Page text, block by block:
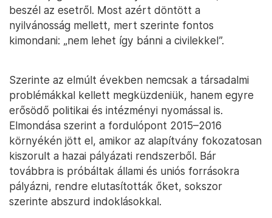
beszél az esetről. Most azért döntött a
nyilvánosság mellett, mert szerinte fontos
kimondani: „nem lehet így bánni a civilekkel”.
Szerinte az elmúlt években nemcsak a társadalmi
problémákkal kellett megküzdeniük, hanem egyre
erősödő politikai és intézményi nyomással is.
Elmondása szerint a fordulópont 2015–2016
környékén jött el, amikor az alapítvány fokozatosan
kiszorult a hazai pályázati rendszerből. Bár
továbbra is próbáltak állami és uniós forrásokra
pályázni, rendre elutasították őket, sokszor
szerinte abszurd indoklásokkal.